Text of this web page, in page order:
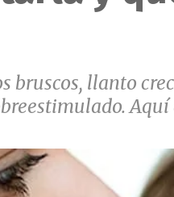
bruscos, llanto